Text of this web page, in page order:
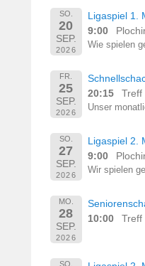
SO.
20
SEP.
2026
Ligaspiel 1.
9:00
Wie spielen
FR.
25
SEP.
2026
20:15
Treff
Unser
SO.
27
SEP.
2026
Ligaspiel 2.
9:00
Wir spielen
MO.
28
SEP.
2026
10:00
Treff
SO.